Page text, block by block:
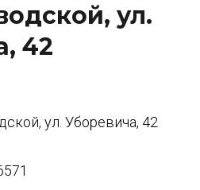
ул.
42
ул. Уборевича, 42